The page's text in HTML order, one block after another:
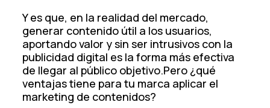
Y es que, en la realidad del mercado,
generar contenido útil a los usuarios,
aportando valor y sin ser intrusivos con la
publicidad digital es la forma más efectiva
de llegar al público objetivo.Pero ¿qué
ventajas tiene para tu marca aplicar el
marketing de contenidos?